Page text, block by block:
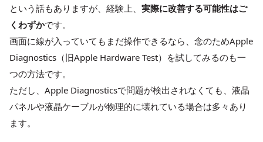
という話もありますが、経験上、 実際に改善する可能性はご
くわずかです。
画面に線が入っていてもまだ操作できるなら、念のためApple
Diagnostics（旧Apple Hardware Test）を試してみるのも一
つの方法です。
ただし、Apple Diagnosticsで問題が検出されなくても、液晶
パネルや液晶ケーブルが物理的に壊れている場合は多々あり
ます。